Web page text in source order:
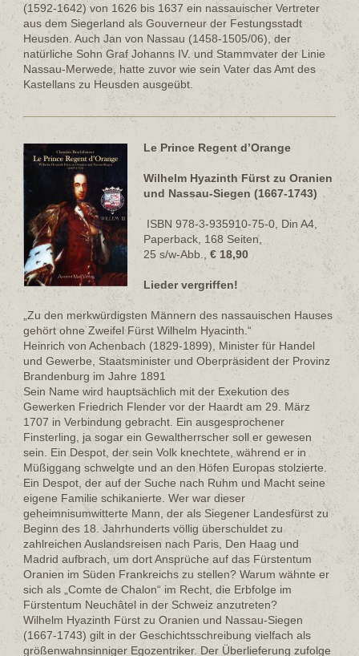
(1592-1642) von 1626 bis 1637 ein nassauischer Vertreter
aus dem Siegerland als Gouverneur der Festungsstadt
Heusden. Auch Jan von Nassau (1458-1505/06), der
natürliche Sohn Graf Johanns IV. und Stammvater der Linie
Nassau-Merwede, hatte zuvor wie sein Vater das Amt des
Kastellans zu Heusden ausgeübt.
Le Prince Regent d’Orange
Wilhelm Hyazinth Fürst zu Oranien
und Nassau-Siegen (1667-1743)
ISBN 978-3-935910-75-0, Din A4,
Paperback, 168 Seiten,
25 s/w-Abb., € 18,90
Lieder vergriffen!
„Zu den merkwürdigsten Männern des nassauischen Hauses
gehört ohne Zweifel Fürst Wilhelm Hyacinth.“
Heinrich von Achenbach (1829-1899), Minister für Handel
und Gewerbe, Staatsminister und Oberpräsident der Provinz
Brandenburg im Jahre 1891
Sein Name wird hauptsächlich mit der Exekution des
Gewerken Friedrich Flender vor der Haardt am 29. März
1707 in Verbindung gebracht. Ein ausgesprochener
Finsterling, ja sogar ein Gewaltherrscher soll er gewesen
sein. Ein Despot, der sein Volk knechtete, während er in
Müßiggang schwelgte und an den Höfen Europas stolzierte.
Ein Despot, der auf der Suche nach Ruhm und Macht seine
eigene Familie schikanierte. Wer war dieser
geheimnisumwitterte Mann, der als Siegener Landesfürst zu
Beginn des 18. Jahrhunderts völlig überschuldet zu
zahlreichen Auslandsreisen nach Paris, Den Haag und
Madrid aufbrach, um dort Ansprüche auf das Fürstentum
Oranien im Süden Frankreichs zu stellen? Warum wähnte er
sich als „Comte de Chalon“ im Recht, die Erbfolge im
Fürstentum Neuchâtel in der Schweiz anzutreten?
Wilhelm Hyazinth Fürst zu Oranien und Nassau-Siegen
(1667-1743) gilt in der Geschichtsschreibung vielfach als
größenwahnsinniger Egozentriker. Der Überlieferung zufolge